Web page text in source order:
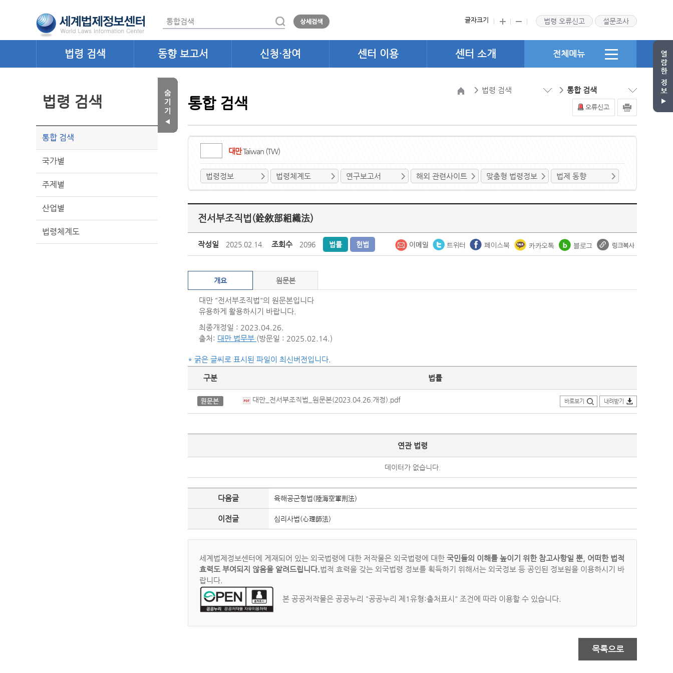
글자크기 법령 오류신고 설문조사
법령 검색 동향 보고서 신청·참여 센터 이용 센터 소개 전체메뉴
법령 검색
통합 검색
국가별
주제별
산업별
법령체계도
법령 검색 통합 검색
오류신고
통합 검색
대만Taiwan (TW)
법령정보 법령체계도 연구보고서 해외 관련사이트 맞춤형 법령정보 법제 동향
전서부조직법(銓敘部組織法)
작성일 2025.02.14. 조회수 2096 법률 헌법
개요 원문본
대만 "전서부조직법"의 원문본입니다
유용하게 활용하시기 바랍니다.
최종개정일 : 2023.04.26.
출처: 대만 법무부 (방문일 : 2025.02.14.)
* 굵은 글씨로 표시된 파일이 최신버전입니다.
구분 법률
대만_전서부조직법_원문본(2023.04.26.개정).pdf 바로보기 내려받기
연관 법령
데이터가 없습니다.
다음글 육해공군형법(陸海空軍刑法)
이전글 심리사법(心理師法)
세계법제정보센터에 게재되어 있는 외국법령에 대한 저작물은 외국법령에 대한 국민들의 이해를 높이기 위한 참고사항일 뿐, 어떠한 법적
효력도 부여되지 않음을 알려드립니다.법적 효력을 갖는 외국법령 정보를 획득하기 위해서는 외국정보 등 공인된 정보원을 이용하시기 바
랍니다.
본 공공저작물은 공공누리 "공공누리 제1유형:출처표시" 조건에 따라 이용할 수 있습니다.
목록으로